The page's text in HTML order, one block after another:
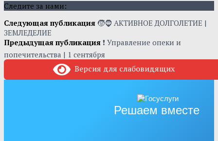
Следите за нами:
Следующая публикация 🧒🧔 АКТИВНОЕ ДОЛГОЛЕТИЕ |
ЗЕМЛЕДЕЛИЕ
Предыдущая публикация ❗ Управление опеки и
попечительства | 1 сентября
Версия для слабовидящих
Решаем вместе